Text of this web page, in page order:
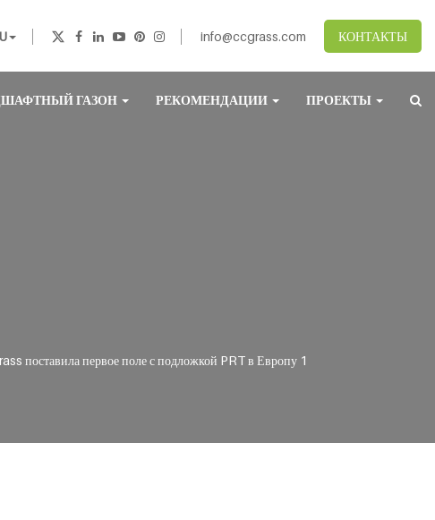
info@ccgrass.com КОНТАКТЫ
ГАЗОН РЕКОМЕНДАЦИИ ПРОЕКТЫ
поставила первое поле с подложкой PRT в Европу 1